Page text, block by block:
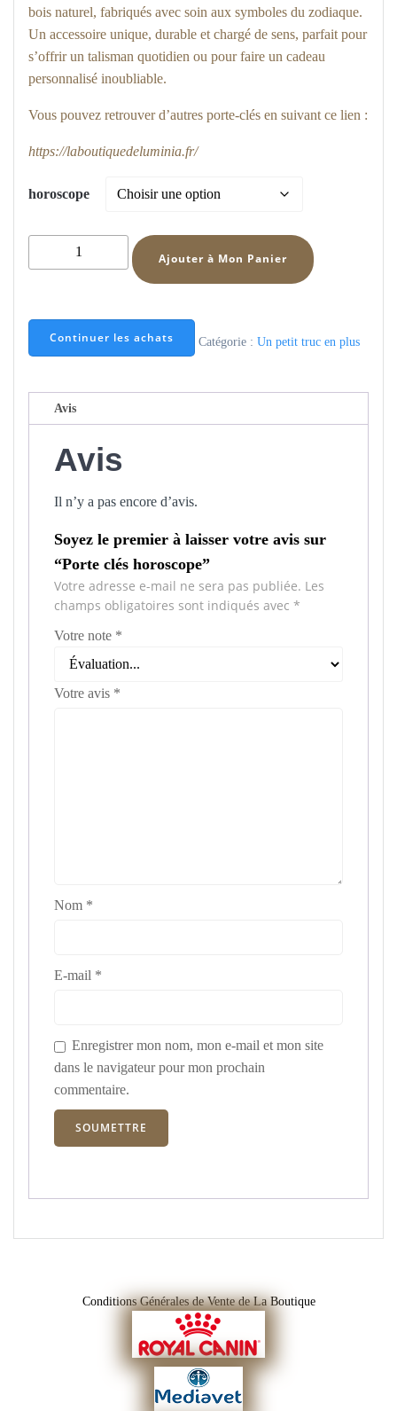
bois naturel, fabriqués avec soin aux symboles du zodiaque.
Un accessoire unique, durable et chargé de sens, parfait pour
s’offrir un talisman quotidien ou pour faire un cadeau
personnalisé inoubliable.
Vous pouvez retrouver d’autres porte-clés en suivant ce lien :
https://laboutiquedeluminia.fr/
horoscope
de
horoscope
Ajouter à Mon Panier
Continuer les achats Catégorie : Un petit truc en plus
Avis
Avis
Il n’y a pas encore d’avis.
Soyez le premier à laisser votre avis sur
“Porte clés horoscope”
Votre adresse e-mail ne sera pas publiée. Les
champs obligatoires sont indiqués avec *
Votre note *
Votre avis *
Nom *
E-mail *
Enregistrer mon nom, mon e-mail et mon site
dans le navigateur pour mon prochain
commentaire.
Conditions Générales de Vente de La Boutique